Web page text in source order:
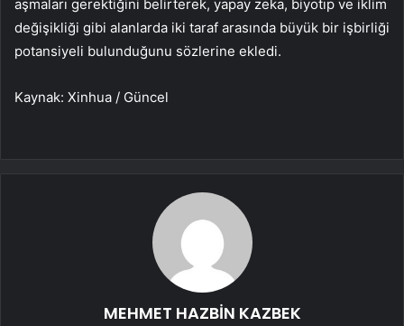
aşmaları gerektiğini belirterek, yapay zeka, biyotıp ve iklim
değişikliği gibi alanlarda iki taraf arasında büyük bir işbirliği
potansiyeli bulunduğunu sözlerine ekledi.
Kaynak: Xinhua / Güncel
MEHMET HAZBİN KAZBEK